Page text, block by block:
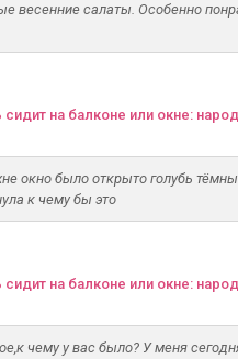
весенние салаты. Особенно
сидит на балконе или окне:
окно было открыто голубь
к чему бы это
сидит на балконе или окне:
чему у вас было? У меня